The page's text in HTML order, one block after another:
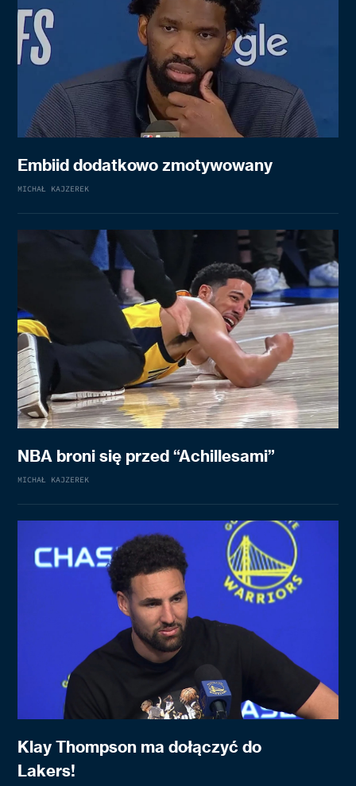
Embiid dodatkowo zmotywowany
MICHAŁ KAJZEREK
NBA broni się przed “Achillesami”
MICHAŁ KAJZEREK
Klay Thompson ma dołączyć do
Lakers!